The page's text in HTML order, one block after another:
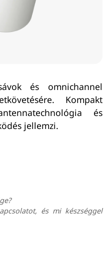
és omnichannel
Kompakt
és
jellemzi.
és mi készséggel